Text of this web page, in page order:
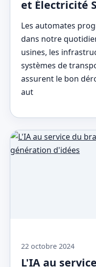
et Électricité
Les automates
dans notre
usines, les
systèmes de
assurent le bon
aut
22 octobre 2024
L'IA au